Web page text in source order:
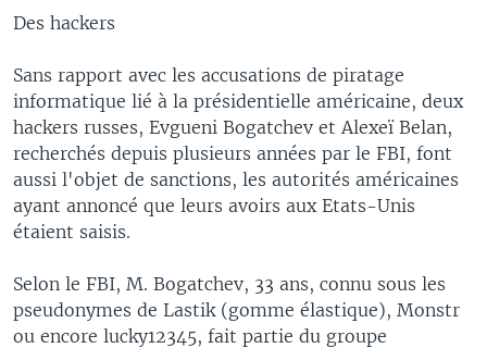
Des hackers
Sans rapport avec les accusations de piratage
informatique lié à la présidentielle américaine, deux
hackers russes, Evgueni Bogatchev et Alexeï Belan,
recherchés depuis plusieurs années par le FBI, font
aussi l'objet de sanctions, les autorités américaines
ayant annoncé que leurs avoirs aux Etats-Unis
étaient saisis.
Selon le FBI, M. Bogatchev, 33 ans, connu sous les
pseudonymes de Lastik (gomme élastique), Monstr
ou encore lucky12345, fait partie du groupe